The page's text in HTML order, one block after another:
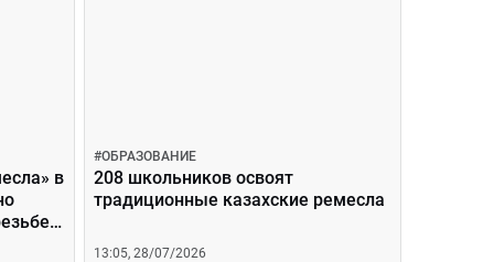
в
#ОБРАЗОВАНИЕ
208 школьников освоят
традиционные казахские ремесла
13:05, 28/07/2026